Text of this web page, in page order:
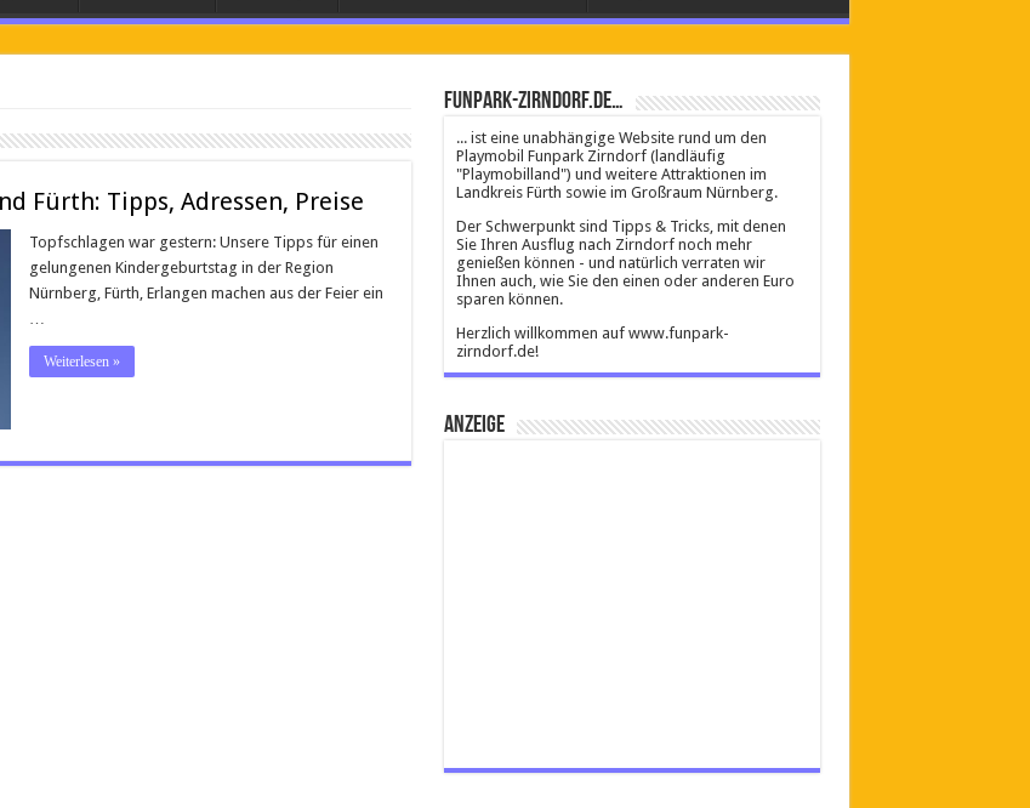
Fürth: Tipps, Adressen, Preise
Topfschlagen war gestern: Unsere Tipps für einen
gelungenen Kindergeburtstag in der Region
Nürnberg, Fürth, Erlangen machen aus der Feier ein
…
Weiterlesen »
Funpark-Zirndorf.de…
... ist eine unabhängige Website rund um den
Playmobil Funpark Zirndorf (landläufig
"Playmobilland") und weitere Attraktionen im
Landkreis Fürth sowie im Großraum Nürnberg.
Der Schwerpunkt sind Tipps & Tricks, mit denen
Sie Ihren Ausflug nach Zirndorf noch mehr
genießen können - und natürlich verraten wir
Ihnen auch, wie Sie den einen oder anderen Euro
sparen können.
Herzlich willkommen auf www.funpark-
zirndorf.de!
Anzeige